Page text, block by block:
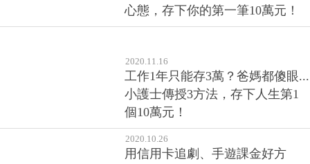
心態，存下你的第一筆10萬元！
2020.11.16
工作1年只能存3萬？爸媽都傻眼...
小護士傳授3方法，存下人生第1
個10萬元！
2020.10.26
用信用卡追劇、手遊課金好方